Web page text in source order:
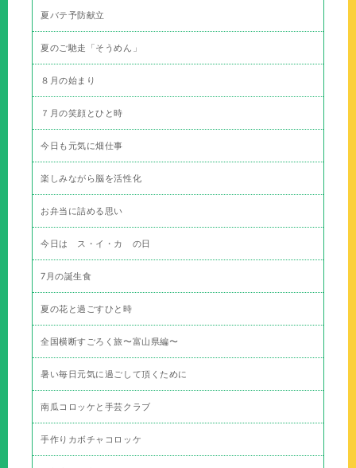
夏バテ予防献立
夏のご馳走「そうめん」
８月の始まり
７月の笑顔とひと時
今日も元気に畑仕事
楽しみながら脳を活性化
お弁当に詰める思い
今日は ス・イ・カ の日
7月の誕生食
夏の花と過ごすひと時
全国横断すごろく旅〜富山県編〜
暑い毎日元気に過ごして頂くために
南瓜コロッケと手芸クラブ
手作りカボチャコロッケ